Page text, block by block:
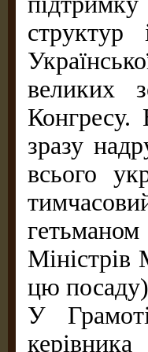
структур
великих
Конгресу.
зразу
всього
цю
У